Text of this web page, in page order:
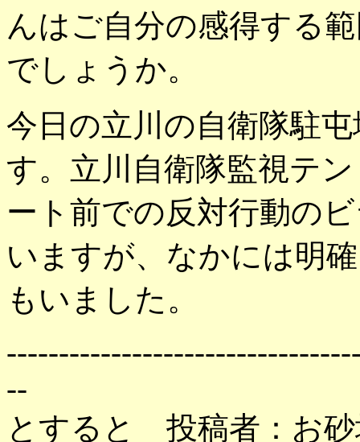
んはご自分の感得する
でしょうか。
今日の立川の自衛隊駐
す。立川自衛隊監視テ
ート前での反対行動の
いますが、なかには明
もいました。
--
とすると 投稿者：お